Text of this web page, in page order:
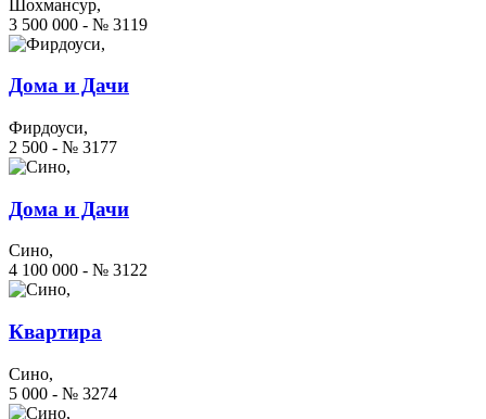
Шохмансур,
3 500 000 - № 3119
Дома и Дачи
Фирдоуси,
2 500 - № 3177
Дома и Дачи
Сино,
4 100 000 - № 3122
Квартира
Сино,
5 000 - № 3274